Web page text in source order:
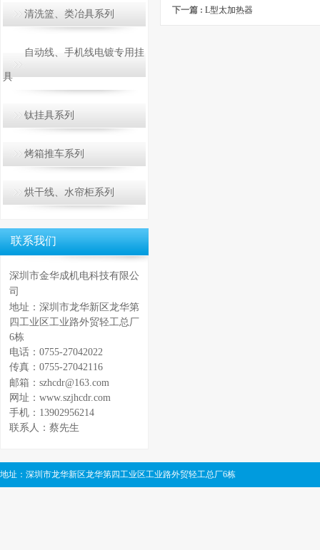
清洗篮、类冶具系列
自动线、手机线电镀专用挂
具
钛挂具系列
烤箱推车系列
烘干线、水帘柜系列
联系我们
深圳市金华成机电科技有限公
司
地址：深圳市龙华新区龙华第
四工业区工业路外贸轻工总厂
6栋
电话：0755-27042022
传真：0755-27042116
邮箱：szhcdr@163.com
网址：www.szjhcdr.com
手机：13902956214
联系人：蔡先生
下一篇 : L型太加热器
地址：深圳市龙华新区龙华第四工业区工业路外贸轻工总厂6栋